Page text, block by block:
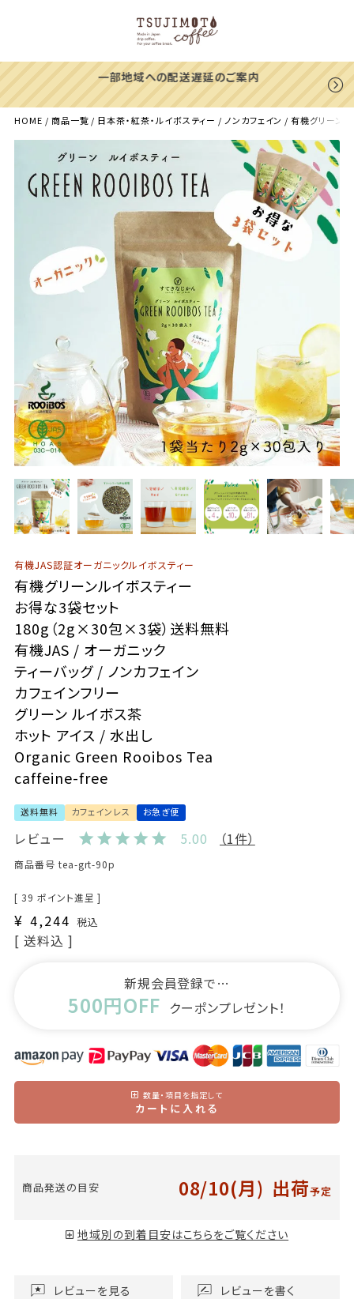
一部地域への配送遅延のご案内
HOME 商品一覧 日本茶・紅茶・ルイボスティー ノンカフェイン 有機グリーン
有機JAS認証オーガニックルイボスティー
有機グリーンルイボスティー
お得な3袋セット
180g（2g×30包×3袋）送料無料
有機JAS / オーガニック
ティーバッグ / ノンカフェイン
カフェインフリー
グリーン ルイボス茶
ホット アイス / 水出し
Organic Green Rooibos Tea
caffeine-free
送料無料 カフェインレス お急ぎ便
レビュー 5.00 （1件）
商品番号 tea-grt-90p
[ 39 ポイント進呈 ]
¥ 4,244 税込
送料込
新規会員登録で…
500円OFF クーポンプレゼント！
数量・項目を指定して
カートに入れる
商品発送の目安 08/10(月) 出荷予定
地域別の到着目安はこちらをご覧ください
レビューを見る レビューを書く